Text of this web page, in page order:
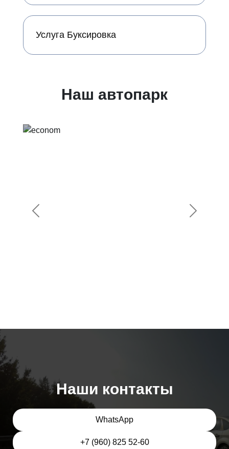
Услуга Буксировка
Наш автопарк
Предыдущий
Наши контакты
WhatsApp
+7 (960) 825 52-60